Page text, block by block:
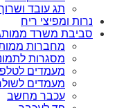
תג עובד
נרות ומפיצי ריח
סביבת משרד
מחברות
מסגרות
מעמדים
מעמדים
עכבר מחשב